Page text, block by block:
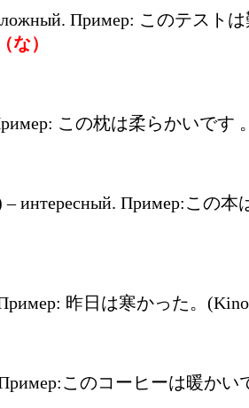
Пример: このテスト
な）
この枕は柔らかいです
– интересный. Пример:この本
昨日は寒かった。
このコーヒーは暖かい